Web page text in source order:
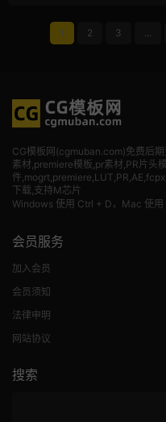
1 2 3 ...
CG模板网(cgmuban.com)免费后
素材,premiere模板,pr素材,PR片头
件
下载,支持M芯片
Windows 使用 Ctrl + D，Mac 使
会员服务
加入会员
会员须知
法律申明
网站协议
搜索